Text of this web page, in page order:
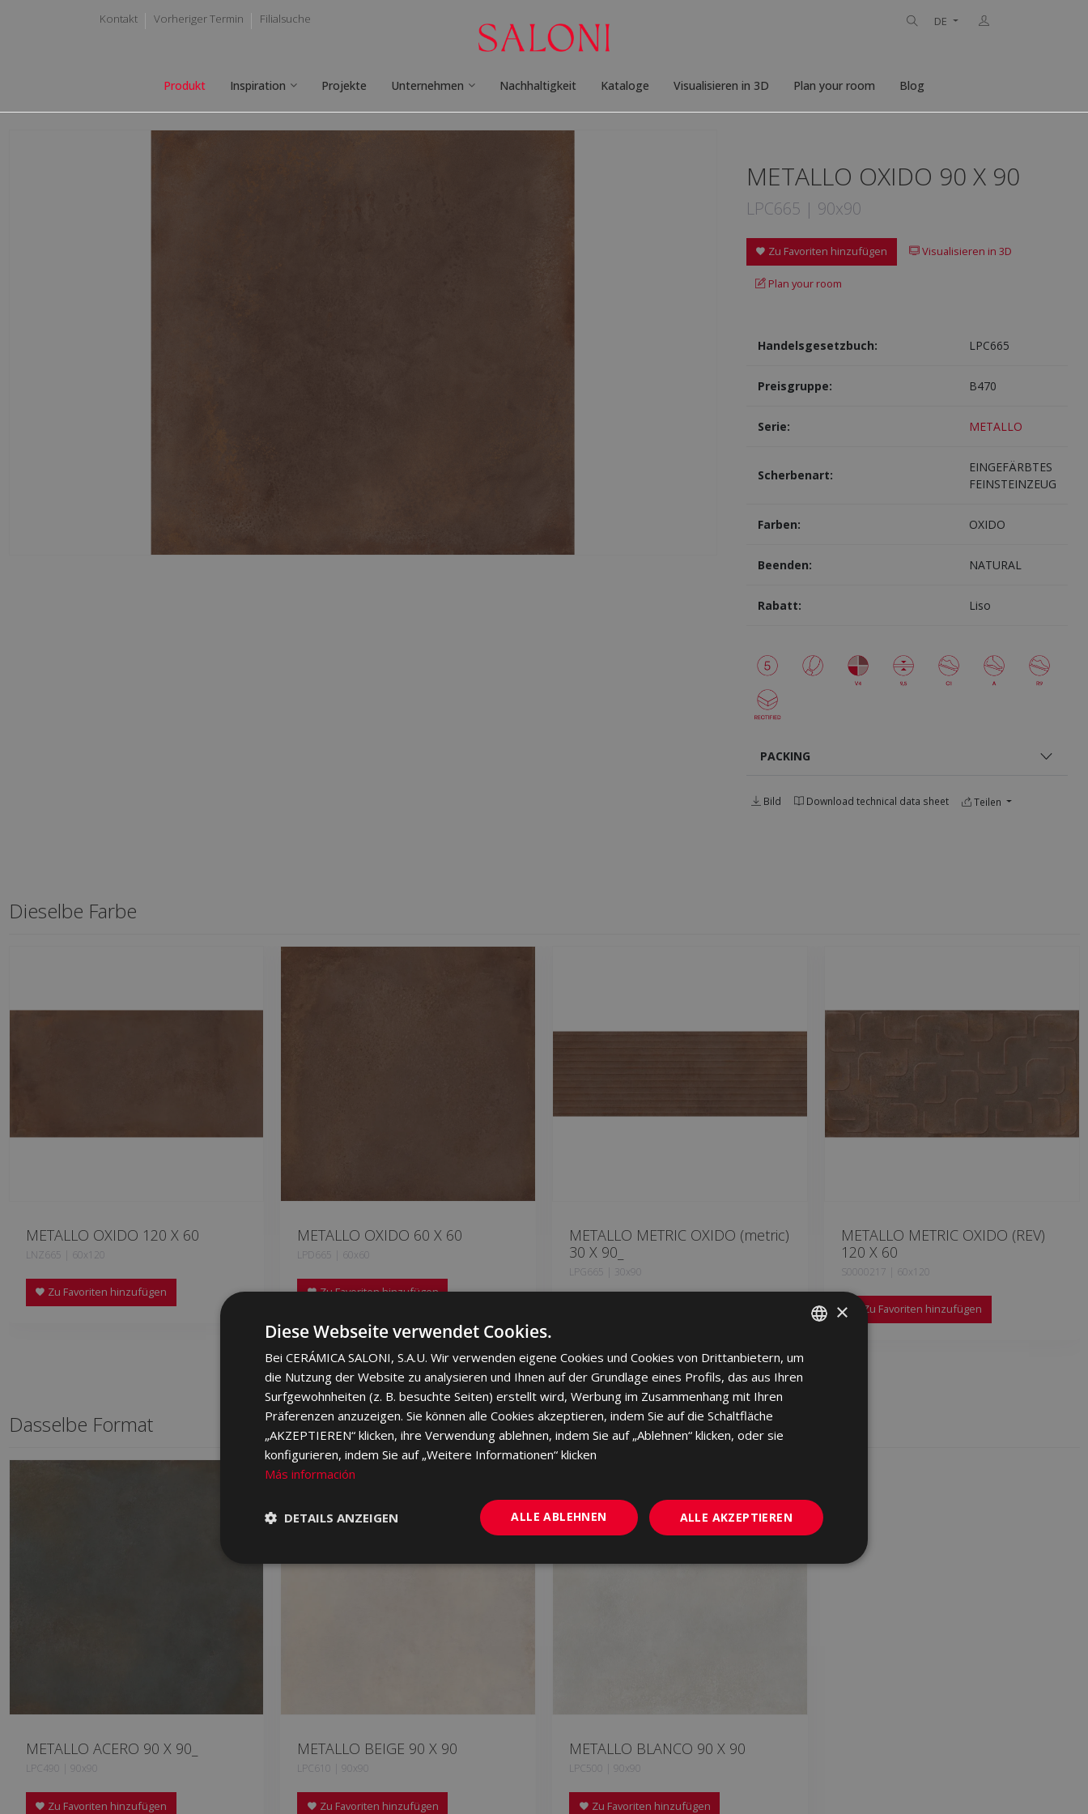
Kontakt Vorheriger Termin Filialsuche DE
Produkt Inspiration Projekte Unternehmen Nachhaltigkeit Kataloge Visualisieren in 3D Plan your room Blog
METALLO OXIDO 90 X 90
LPC665 | 90x90
Zu Favoriten hinzufügen Visualisieren in 3D
Plan your room
Handelsgesetzbuch: LPC665
Preisgruppe: B470
Serie: METALLO
Scherbenart:
EINGEFÄRBTES
FEINSTEINZEUG
Farben: OXIDO
Beenden: NATURAL
Rabatt: Liso
PACKING
Bild Download technical data sheet Teilen
Dieselbe Farbe
METALLO OXIDO 120 X 60
LNZ665 | 60x120
Zu Favoriten hinzufügen
METALLO OXIDO 60 X 60
LPD665 | 60x60
Zu Favoriten hinzufügen
METALLO METRIC OXIDO (metric)
30 X 90_
LPG665 | 30x90
METALLO METRIC OXIDO (REV)
120 X 60
S0000217 | 60x120
Zu Favoriten hinzufügen
Dasselbe Format
METALLO ACERO 90 X 90_
LPC490 | 90x90
Zu Favoriten hinzufügen
METALLO BEIGE 90 X 90
LPC610 | 90x90
Zu Favoriten hinzufügen
METALLO BLANCO 90 X 90
LPC500 | 90x90
Zu Favoriten hinzufügen
SPANISH
ENGLISH
GERMAN
×
Diese Webseite verwendet Cookies.
Bei CERÁMICA SALONI, S.A.U. Wir verwenden eigene Cookies und Cookies von Drittanbietern, um
die Nutzung der Website zu analysieren und Ihnen auf der Grundlage eines Profils, das aus Ihren
Surfgewohnheiten (z. B. besuchte Seiten) erstellt wird, Werbung im Zusammenhang mit Ihren
Präferenzen anzuzeigen. Sie können alle Cookies akzeptieren, indem Sie auf die Schaltfläche
„AKZEPTIEREN“ klicken, ihre Verwendung ablehnen, indem Sie auf „Ablehnen“ klicken, oder sie
konfigurieren, indem Sie auf „Weitere Informationen“ klicken
Más información
ALLE AKZEPTIEREN
ALLE ABLEHNEN
DETAILS ANZEIGEN